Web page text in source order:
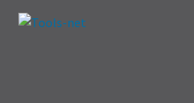
Απευθείας
Μετάβαση